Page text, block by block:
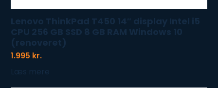
Lenovo ThinkPad T450 14″ display Intel i5
CPU 256 GB SSD 8 GB RAM Windows 10
(renoveret)
1.995 kr.
Læs mere